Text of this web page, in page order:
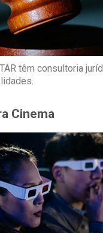
têm consultoria
Cinema